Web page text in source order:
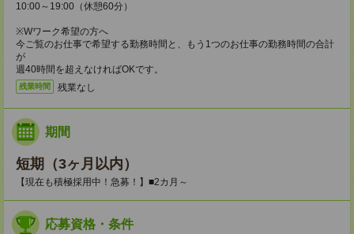
10:00～19:00（休憩60分）
※Wワーク希望の方へ
今ご覧のお仕事で希望する勤務時間と、もう1つのお仕事の勤務時間の合計
が
週40時間を超えなければOKです。
残業時間 残業なし
期間
短期（3ヶ月以内）
【現在も積極採用中！急募！】■2カ月～
応募資格・条件